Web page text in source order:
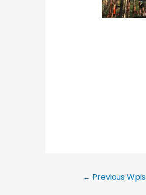
← Previous Wpis